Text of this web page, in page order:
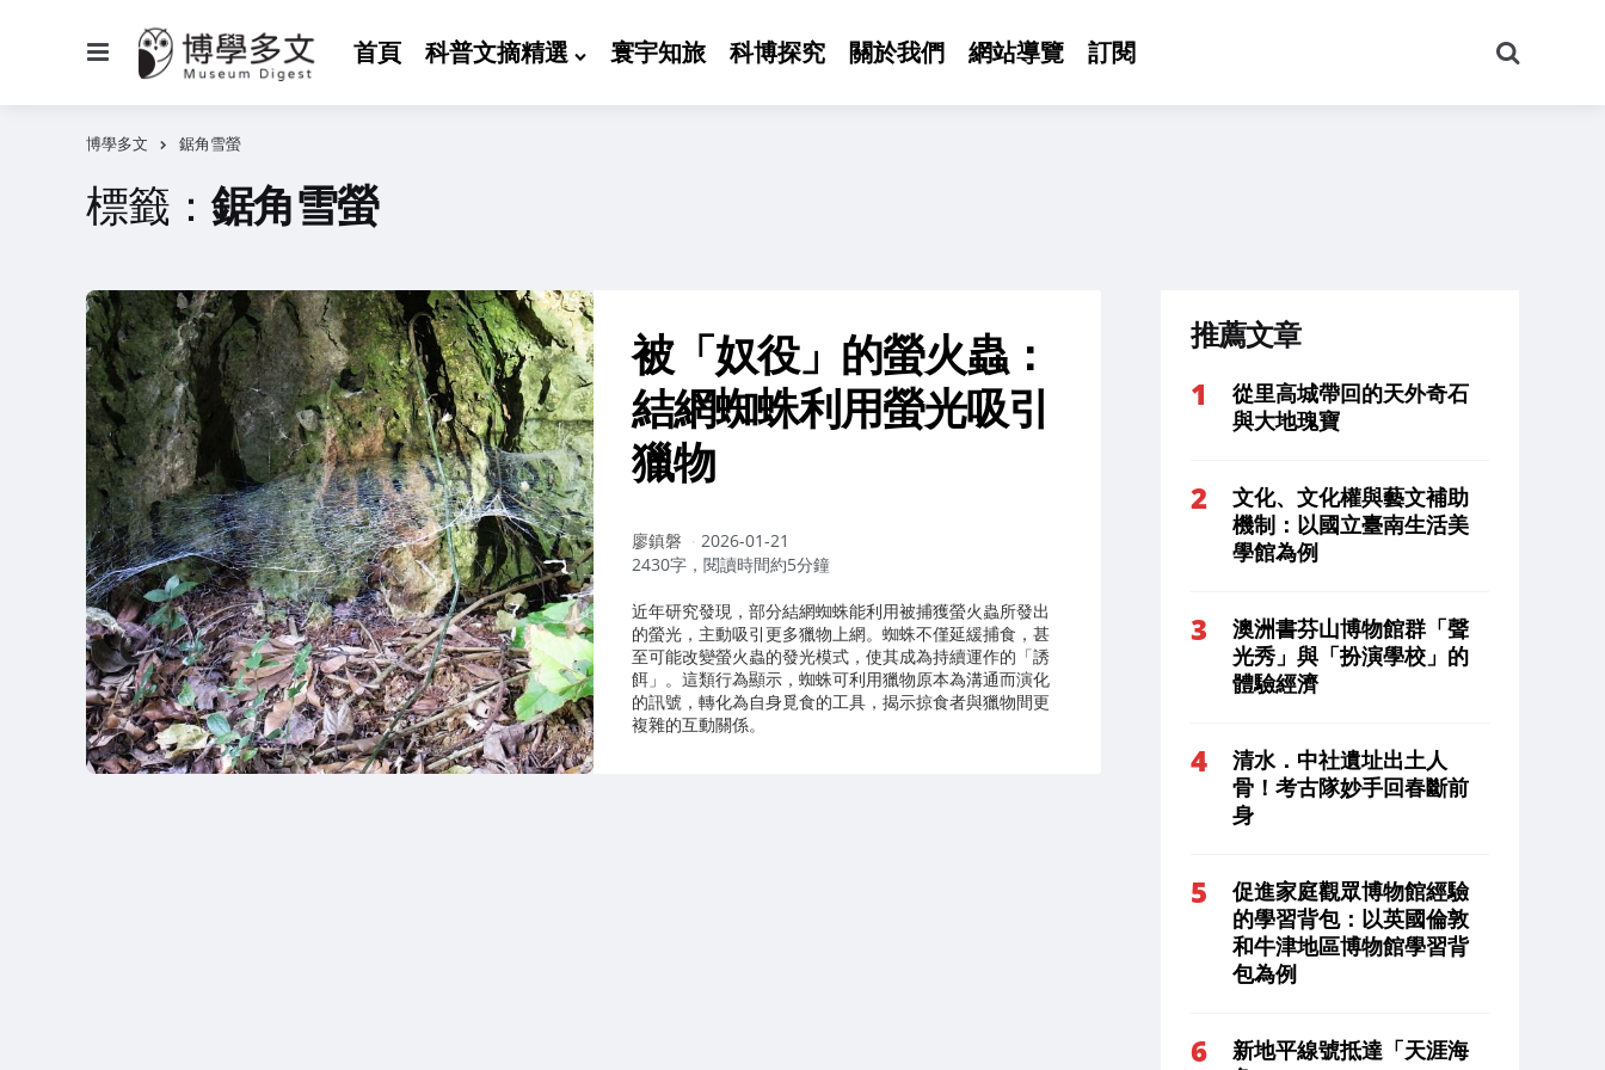
首頁 科普文摘精選 寰宇知旅 科博探究 關於我們 網站導覽 訂閱
尋
博學多文 鋸角雪螢
標籤：鋸角雪螢
被「奴役」的螢火蟲：
結網蜘蛛利用螢光吸引
獵物
作
者：
廖鎮磐
2026-01-21
2430字，閱讀時間約5分鐘
近年研究發現，部分結網蜘蛛能利用被捕獲螢火蟲所發出
的螢光，主動吸引更多獵物上網。蜘蛛不僅延緩捕食，甚
至可能改變螢火蟲的發光模式，使其成為持續運作的「誘
餌」。這類行為顯示，蜘蛛可利用獵物原本為溝通而演化
的訊號，轉化為自身覓食的工具，揭示掠食者與獵物間更
複雜的互動關係。
推薦文章
從里高城帶回的天外奇石
與大地瑰寶
文化、文化權與藝文補助
機制：以國立臺南生活美
學館為例
澳洲書芬山博物館群「聲
光秀」與「扮演學校」的
體驗經濟
清水．中社遺址出土人
骨！考古隊妙手回春斷前
身
促進家庭觀眾博物館經驗
的學習背包：以英國倫敦
和牛津地區博物館學習背
包為例
新地平線號抵達「天涯海